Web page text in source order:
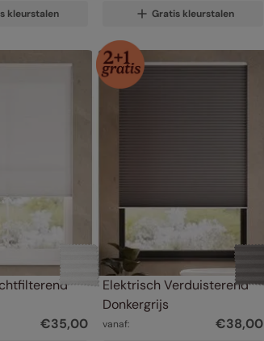
kleurstalen Gratis kleurstalen
€35,00
Elektrisch Verduisterend
Donkergrijs
vanaf: €38,00